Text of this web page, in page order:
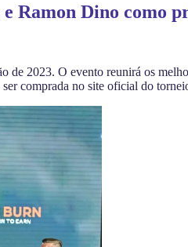
Ramon Dino como
2023. O evento reunirá os
comprada no site oficial do